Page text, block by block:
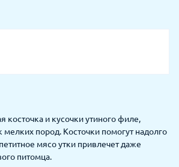
косточка и кусочки утиного филе,
мелких пород. Косточки помогут надолго
мясо утки привлечет даже
питомца.